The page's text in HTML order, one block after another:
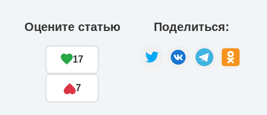
Оцените статью
17
7
Поделиться: